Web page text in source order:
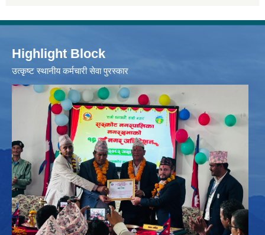
Highlight Block
उत्‍कृष्ट स्थानीय कर्मचारी सेवा पुरस्कार